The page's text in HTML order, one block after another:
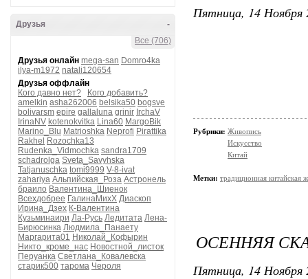
-
Друзья
Все (706)
Друзья онлайн mega-san Domro4ka
ilya-m1972 natali120654
Друзья оффлайн
Кого давно нет?
Кого добавить?
amelkin asha262006 belsika50 bogsve
bolivarsm epire gallaluna grinir IrchaV
IrinaNV kotenokvitka Lina60 MargoBik
Marino_Blu Matrioshka Neprofi Pirattika
Rakhel
Rozochka13
Rudenka_Vidmochka sandra1709
schadrolga Sveta_Savyhska
Tatjanuschka tomi9999 V-8-ivat
zahariya Альпийская_Роза Астронель
браило Валентина_Шиенок
Всехдобрее ГалинаМихХ Диаскоп
Ирина_Дзех К-Валентина
Кузьминаири Ла-Русь Ледитата Лена-
Бирюсинка Людмила_Панаету
Маргарита01 Николай_Кофырин
Никто_кроме_нас Новостной_листок
Перуанка Светлана_Ковалевска
старик500 тарома Чероля
Пятница, 14 Ноября
Рубрики: Живопись
Искусство
Китай
Метки: традиционная китайская
ОСЕННЯЯ
Пятница, 14 Ноября